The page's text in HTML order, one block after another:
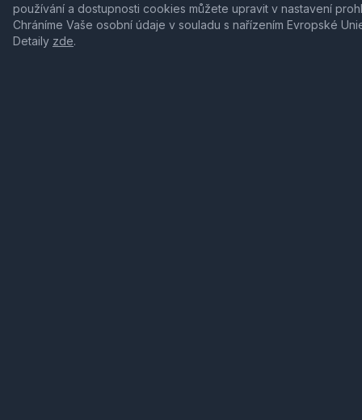
používání a dostupnosti cookies můžete upravit v nastavení
Chráníme Vaše osobní údaje v souladu s nařízením Evropské
Detaily zde.